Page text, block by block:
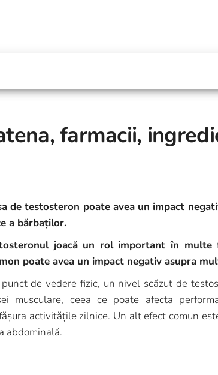
farmacii,
de testosteron poate avea un impact
a bărbaților.
joacă un rol important în multe
poate avea un impact negativ asupra
de vedere fizic, un nivel scăzut de
musculare, ceea ce poate afecta
activitățile zilnice. Un alt efect comun
abdominală.